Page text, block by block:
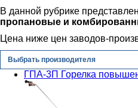
В данной рубрике
пропановые и
Цена ниже цен заводов-
Выбрать производителя
ГПА-3П Горелка